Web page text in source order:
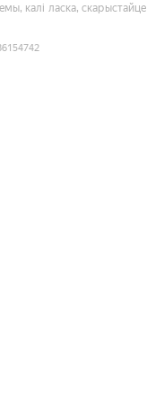
калі ласка, скарыстайце